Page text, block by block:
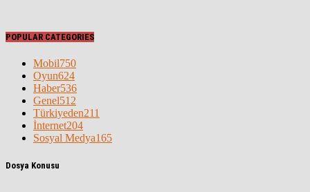
POPULAR CATEGORIES
Mobil750
Oyun624
Haber536
Genel512
Türkiyeden211
İnternet204
Sosyal Medya165
Dosya Konusu